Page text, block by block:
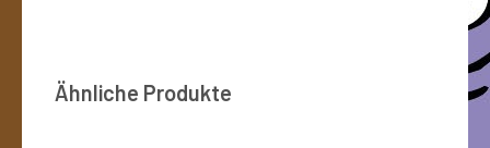
Ähnliche Produkte